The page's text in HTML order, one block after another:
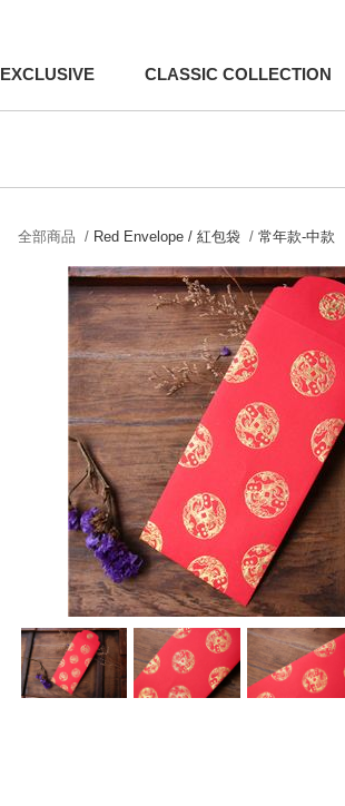
EXCLUSIVE CLASSIC COLLECTION
全部商品 / Red Envelope / 紅包袋 / 常年款-中款